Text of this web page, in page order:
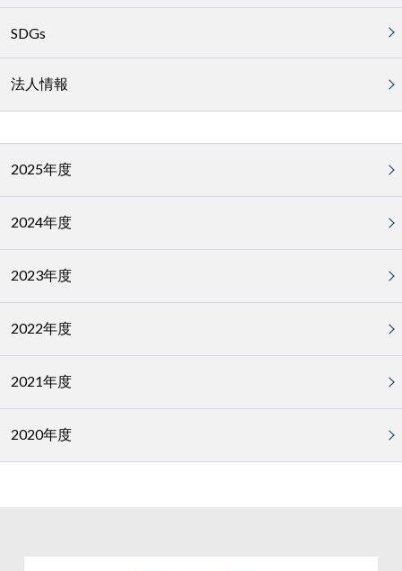
SDGs
法人情報
2025年度
2024年度
2023年度
2022年度
2021年度
2020年度